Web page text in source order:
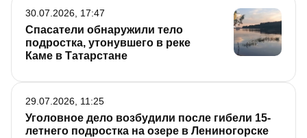
праздника в этом году, выяснил корреспондент
«РТ».
Спасатели обнаружили тело
подростка, утонувшего в реке
Каме в Татарстане
30.07.2026, 17:47
Уголовное дело возбудили после гибели 15-
летнего подростка на озере в Лениногорске
29.07.2026, 11:25